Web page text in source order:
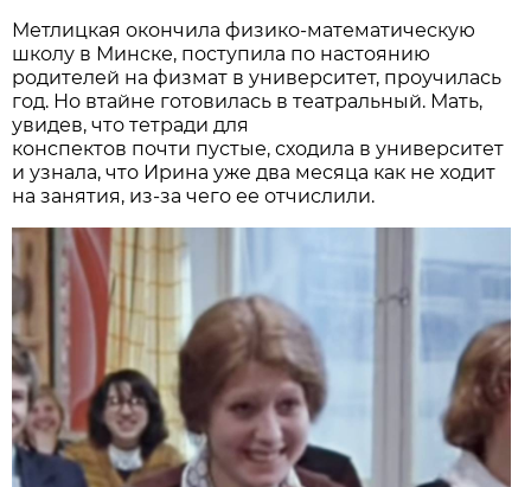
Метлицкая окончила физико-математическую
школу в Минске, поступила по настоянию
родителей на физмат в университет, проучилась
год. Но втайне готовилась в театральный. Мать,
увидев, что тетради для
конспектов почти пустые, сходила в университет
и узнала, что Ирина уже два месяца как не ходит
на занятия, из-за чего ее отчислили.